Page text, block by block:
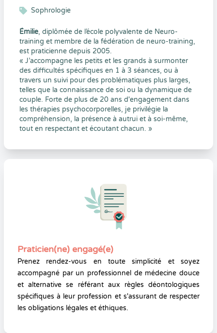
Sophrologie
Émilie, diplômée de l’école polyvalente de Neuro-
training et membre de la fédération de neuro-training,
est praticienne depuis 2005.
« J’accompagne les petits et les grands à surmonter
des difficultés spécifiques en 1 à 3 séances, ou à
travers un suivi pour des problématiques plus larges,
telles que la connaissance de soi ou la dynamique de
couple. Forte de plus de 20 ans d'engagement dans
les thérapies psychocorporelles, je privilégie la
compréhension, la présence à autrui et à soi-même,
tout en respectant et écoutant chacun. »
Praticien(ne) engagé(e)
Prenez rendez-vous en toute simplicité et soyez
accompagné par un professionnel de médecine douce
et alternative se référant aux règles déontologiques
spécifiques à leur profession et s'assurant de respecter
les obligations légales et éthiques.